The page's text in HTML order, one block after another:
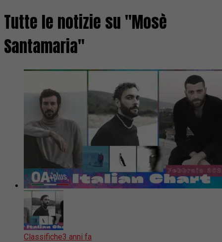
Tutte le notizie su "Mosè
Santamaria"
Classifiche3 anni fa